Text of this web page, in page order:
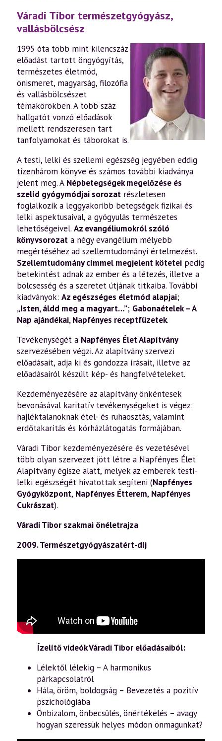
Váradi Tibor természetgyógyász,
vallásbölcsész
1995 óta több mint kilencszáz
előadást tartott öngyógyítás,
természetes életmód,
önismeret, magyarság, filozófia
és vallásbölcsészet
témakörökben. A több száz
hallgatót vonzó előadások
mellett rendszeresen tart
tanfolyamokat és táborokat is.
A testi, lelki és szellemi egészség jegyében eddig
tizenhárom könyve és számos további kiadványa
jelent meg. A Népbetegségek megelőzése és
szelíd gyógymódjai sorozat részletesen
foglalkozik a leggyakoribb betegségek fizikai és
lelki aspektusaival, a gyógyulás természetes
lehetőségeivel. Az evangéliumokról szóló
könyvsorozat a négy evangélium mélyebb
megértéséhez ad szellemtudományi értelmezést.
Szellemtudomány címmel megjelent kötetei pedig
betekintést adnak az ember és a létezés, illetve a
bölcsesség és a szeretet útjának titkaiba. További
kiadványok: Az egészséges életmód alapjai;
„Isten, áldd meg a magyart…”; Gabonaételek – A
Nap ajándékai,Napfényes receptfüzetek.
Tevékenységét a Napfényes Élet Alapítvány
szervezésében végzi. Az alapítvány szervezi
előadásait, adja ki és gondozza írásait, illetve az
előadásairól készült kép- és hangfelvételeket.
Kezdeményezésére az alapítvány önkéntesek
bevonásával karitatív tevékenységeket is végez:
hajléktalanoknak étel- és ruhaosztás, valamint
erdőtakarítás és kórházlátogatás formájában.
Váradi Tibor kezdeményezésére és vezetésével
több olyan szervezet jött létre a Napfényes Élet
Alapítvány égisze alatt, melyek az emberek testi-
lelki egészségét hivatottak segíteni (Napfényes
Gyógyközpont, Napfényes Étterem, Napfényes
Cukrászat).
Váradi Tibor szakmai önéletrajza
2009. Természetgyógyászatért-díj
Ízelítő videók Váradi Tibor előadásaiból:
Lélektől lélekig – A harmonikus
párkapcsolatról
Hála, öröm, boldogság – Bevezetés a pozitív
pszichológiába
Önbizalom, önbecsülés, önértékelés – avagy
hogyan szeressük helyes módon önmagunkat?